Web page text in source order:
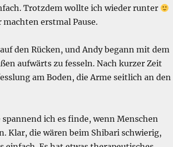
Trotzdem wollte ich wieder runter
erstmal Pause.
den Rücken, und Andy begann mit dem
aufwärts zu fesseln. Nach kurzer Zeit
am Boden, die Arme seitlich an den
ich es finde, wenn Menschen
Klar, die wären beim Shibari schwierig,